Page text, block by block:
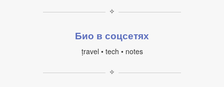
✧
Био в соцсетях
ṭravel • tech • notes
✧